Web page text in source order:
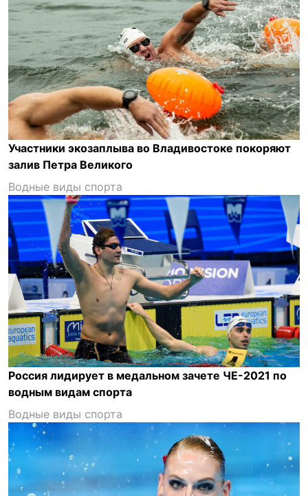
Участники экозаплыва во Владивостоке покоряют
залив Петра Великого
Водные виды спорта
Россия лидирует в медальном зачете ЧЕ-2021 по
водным видам спорта
Водные виды спорта